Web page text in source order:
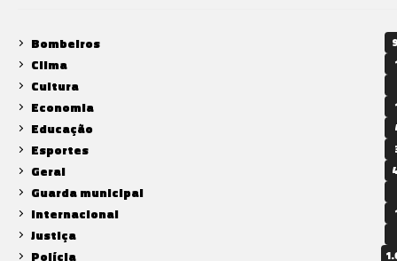
Bombeiros
Clima
Cultura
Economia
Educação
Esportes
Geral
Guarda municipal
Internacional
Justiça
Polícia